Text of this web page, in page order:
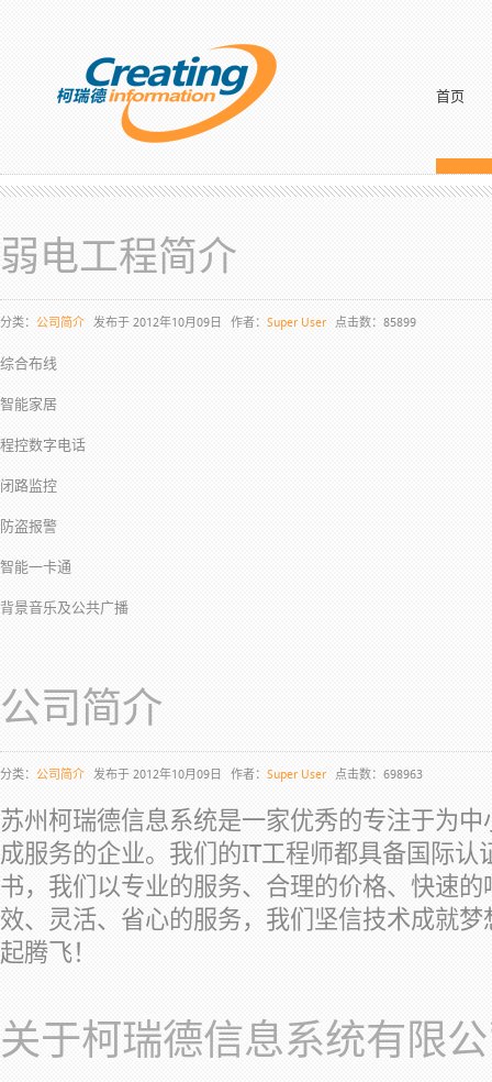
首页
弱电工程简介
分类： 公司简介 发布于 2012年10月09日 作者： Super User 点击数：85899
综合布线
智能家居
程控数字电话
闭路监控
防盗报警
智能一卡通
背景音乐及公共广播
公司简介
分类： 公司简介 发布于 2012年10月09日 作者： Super User 点击数：698963
苏州柯瑞德信息系统是一家优秀的专注于为
成服务的企业。我们的IT工程师都具备国际认
书，我们以专业的服务、合理的价格、快速
效、灵活、省心的服务，我们坚信技术成就
起腾飞！
关于柯瑞德信息系统有限